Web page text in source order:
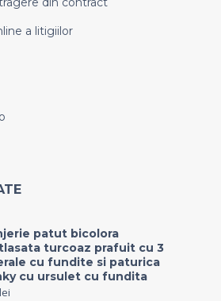
a litigiilor
patut bicolora
turcoaz prafuit cu 3
cu fundite si paturica
cu ursulet cu fundita
lei